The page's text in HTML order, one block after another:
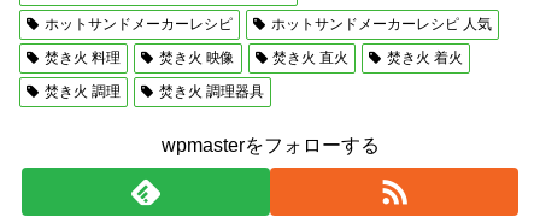
ホットサンドメーカーレシピ
ホットサンドメーカーレシピ 人気
焚き火 料理
焚き火 映像 焚き火 直火
焚き火 着火
焚き火 調理
焚き火 調理器具
wpmasterをフォローする